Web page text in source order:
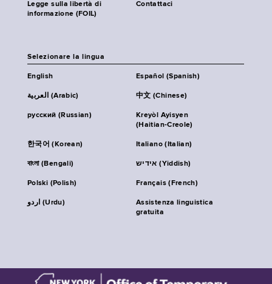
Legge sulla libertà di
informazione (FOIL)
Contattaci
Selezionare la lingua
English Español (Spanish)
العربية (Arabic) 中文 (Chinese)
русский (Russian)
Kreyòl Ayisyen
(Haitian-Creole)
한국어 (Korean) Italiano (Italian)
বাংলা (Bengali) אידיש (Yiddish)
Polski (Polish) Français (French)
اردو (Urdu)
Assistenza linguistica
gratuita